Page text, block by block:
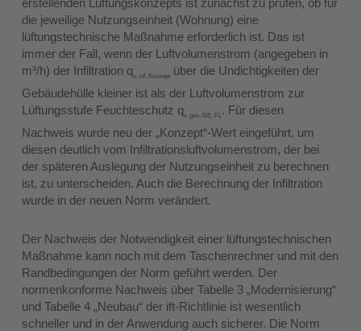
die jeweilige Nutzungseinheit (Wohnung) eine
lüftungstechnische Maßnahme erforderlich ist. Das ist
immer der Fall, wenn der Luftvolumenstrom (angegeben in
m³/h) der Infiltration qv, inf, Konzept über die Undichtigkeiten der
Gebäudehülle kleiner ist als der Luftvolumenstrom zur
Lüftungsstufe Feuchteschutz qv, ges, NE, FL . Für diesen
Nachweis wurde neu der „Konzept“-Wert eingeführt, um
diesen deutlich vom Infiltrationsluftvolumenstrom, der bei
der späteren Auslegung der Nutzungseinheit zu berechnen
ist, zu unterscheiden. Auch die Berechnung der Infiltration
wurde in der neuen Norm verändert.
Der Nachweis der Notwendigkeit einer lüftungstechnischen
Maßnahme kann noch mit dem Taschenrechner und mit den
Randbedingungen der Norm geführt werden. Der
normenkonforme Nachweis über Tabelle 3 „Modernisierung“
und Tabelle 4 „Neubau“ der ift-Richtlinie ist wesentlich
schneller und in der Anwendung auch sicherer. Die Norm